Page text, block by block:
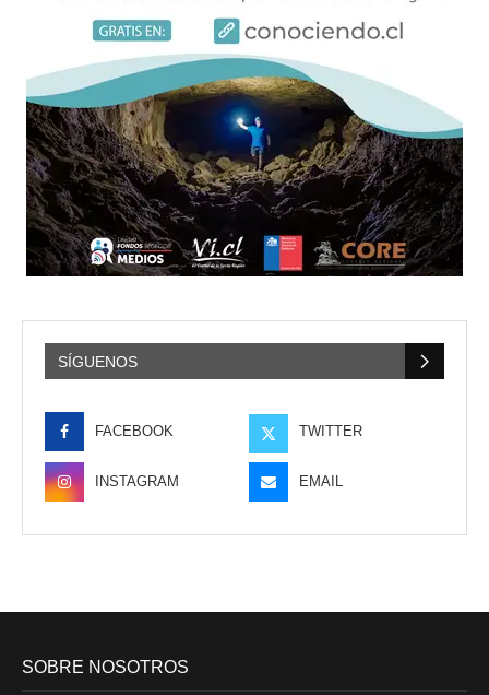
SÍGUENOS
FACEBOOK TWITTER
INSTAGRAM EMAIL
SOBRE NOSOTROS